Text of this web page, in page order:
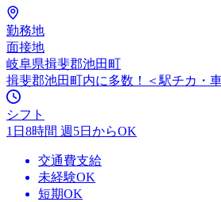
勤務地
面接地
岐阜県揖斐郡池田町
揖斐郡池田町内に多数！＜駅チカ・
シフト
1日8時間 週5日からOK
交通費支給
未経験OK
短期OK